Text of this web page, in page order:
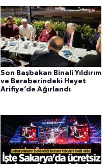
Son Başbakan Binali Yıldırım
ve Beraberindeki Heyet
Arifiye’de Ağırlandı